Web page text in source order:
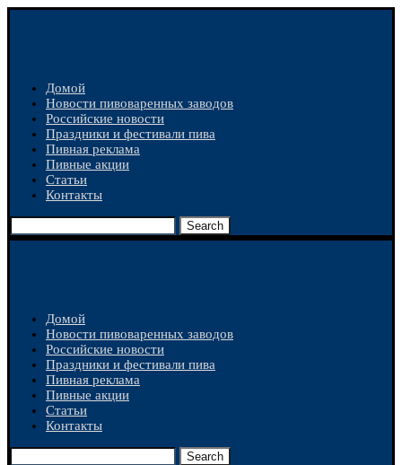
Домой
Новости пивоваренных заводов
Российские новости
Праздники и фестивали пива
Пивная реклама
Пивные акции
Статьи
Контакты
Search
Домой
Новости пивоваренных заводов
Российские новости
Праздники и фестивали пива
Пивная реклама
Пивные акции
Статьи
Контакты
Search